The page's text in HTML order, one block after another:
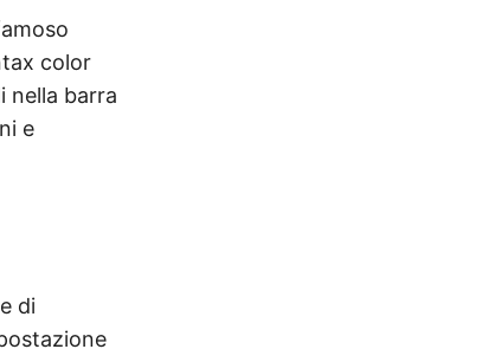
color
nella barra
e
di